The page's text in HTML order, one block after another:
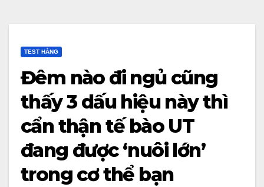
TEST HẰNG
Đêm nào đi ngủ cũng
thấy 3 dấu hiệu này thì
cẩn thận tế bào UT
đang được ‘nuôi lớn’
trong cơ thể bạn